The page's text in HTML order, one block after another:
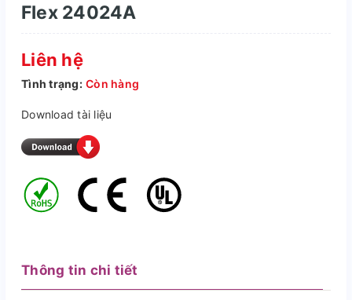
Flex 24024A
Liên hệ
Tình trạng: Còn hàng
Download tài liệu
Thông tin chi tiết